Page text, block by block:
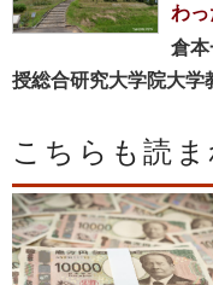
わっ
倉
授総合研究大学院大学
こちらも読